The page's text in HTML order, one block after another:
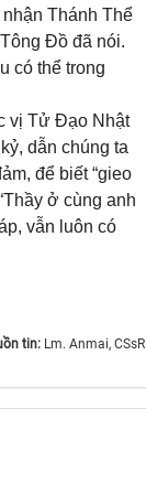
Thánh Thể
Đồ đã nói.
có thể trong
vị Tử Đạo Nhật
dẫn chúng ta
để biết “gieo
ở cùng anh
vẫn luôn có
tin: Lm. Anmai, CSsR